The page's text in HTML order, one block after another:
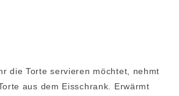
die Torte servieren möchtet, nehmt
aus dem Eisschrank. Erwärmt